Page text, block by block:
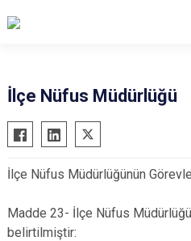
Altınözü
Belen
Dörtyol
Hassa
İlçe Nüfus Müdürlüğü
İlçe Nüfus Müdürlüğünün
Madde 23- İlçe Nüfus
belirtilmiştir: